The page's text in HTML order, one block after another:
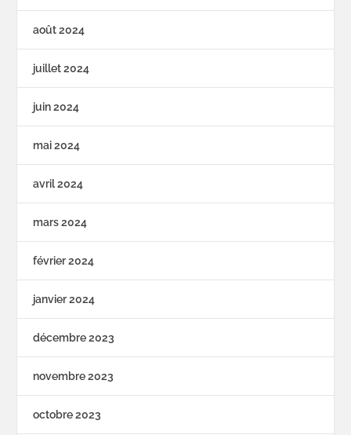
août 2024
juillet 2024
juin 2024
mai 2024
avril 2024
mars 2024
février 2024
janvier 2024
décembre 2023
novembre 2023
octobre 2023